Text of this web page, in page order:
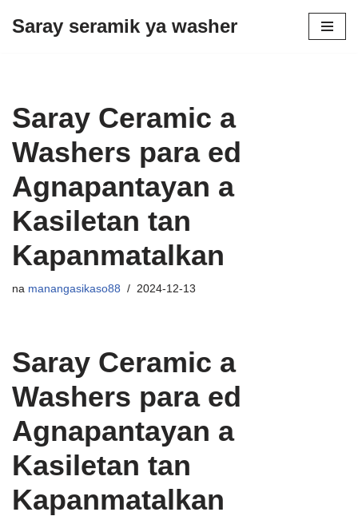
Saray seramik ya washer
Saray Ceramic a
Washers para ed
Agnapantayan a
Kasiletan tan
Kapanmatalkan
na manangasikaso88 2024-12-13
Saray Ceramic a
Washers para ed
Agnapantayan a
Kasiletan tan
Kapanmatalkan